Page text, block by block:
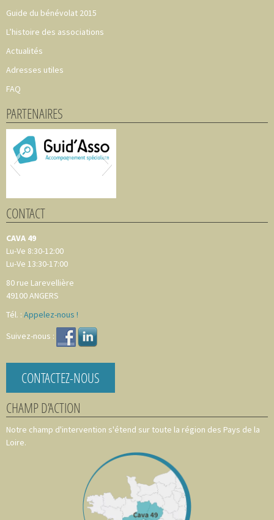
Guide du bénévolat 2015
L’histoire des associations
Actualités
Adresses utiles
FAQ
PARTENAIRES
CONTACT
CAVA 49
Lu-Ve 8:30-12:00
Lu-Ve 13:30-17:00
80 rue Larevellière
49100ANGERS
Tél. : Appelez-nous !
Suivez-nous :
CONTACTEZ-NOUS
CHAMP D’ACTION
Notre champ d'intervention s'étend sur toute la région des Pays de la
Loire.